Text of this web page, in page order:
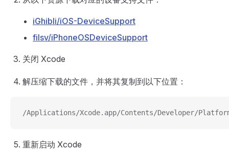
iGhibli/iOS-DeviceSupport
filsv/iPhoneOSDeviceSupport
关闭 Xcode
解压缩下载的文件，并将其复制到以下位置：
/Applications/Xcode.app/Contents/Developer/
重新启动 Xcode